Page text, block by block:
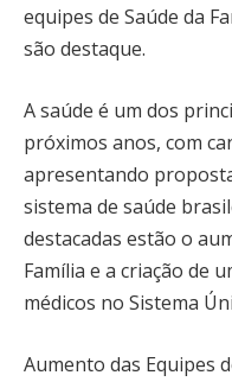
equipes de Saúde da
são destaque.
A saúde é um dos
próximos anos, com
apresentando
sistema de saúde
destacadas estão o
Família e a criação de
médicos no Sistema
Aumento das Equipes